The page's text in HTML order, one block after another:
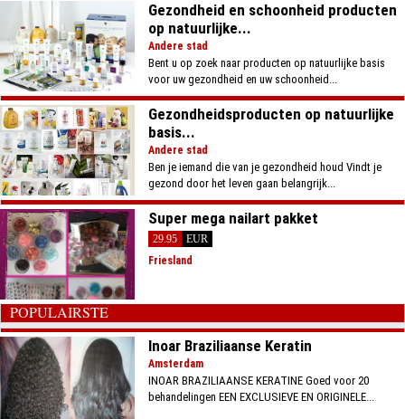
Gezondheid en schoonheid producten
op natuurlijke...
Andere stad
Bent u op zoek naar producten op natuurlijke basis
voor uw gezondheid en uw schoonheid...
Gezondheidsproducten op natuurlijke
basis...
Andere stad
Ben je iemand die van je gezondheid houd Vindt je
gezond door het leven gaan belangrijk...
Super mega nailart pakket
29.95
EUR
Friesland
POPULAIRSTE
Inoar Braziliaanse Keratin
Amsterdam
INOAR BRAZILIAANSE KERATINE Goed voor 20
behandelingen EEN EXCLUSIEVE EN ORIGINELE...